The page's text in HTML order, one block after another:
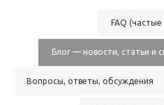
FAQ
Блог — новости, статьи и
Вопросы, ответы, обсуждения